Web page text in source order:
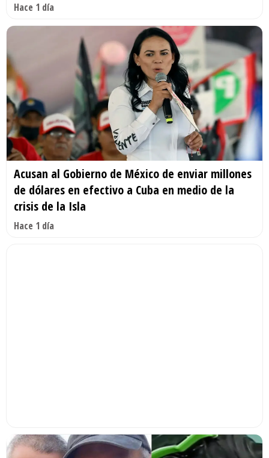
Hace 1 día
Acusan al Gobierno de México de enviar millones
de dólares en efectivo a Cuba en medio de la
crisis de la Isla
Hace 1 día